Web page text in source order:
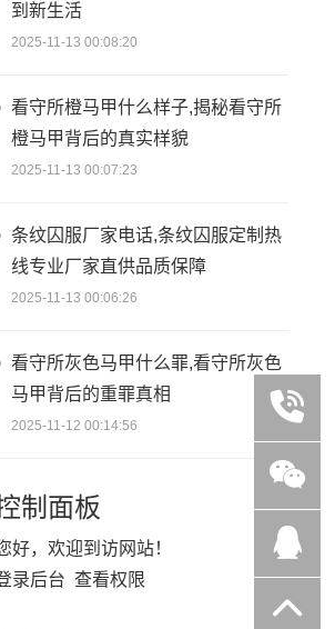
到新生活
2025-11-13 00:08:20
看守所橙马甲什么样子,揭秘看守所
橙马甲背后的真实样貌
2025-11-13 00:07:23
条纹囚服厂家电话,条纹囚服定制热
线专业厂家直供品质保障
2025-11-13 00:06:26
看守所灰色马甲什么罪,看守所灰色
马甲背后的重罪真相
2025-11-12 00:14:56
制面板
好，欢迎到访网站！
录后台 查看权限